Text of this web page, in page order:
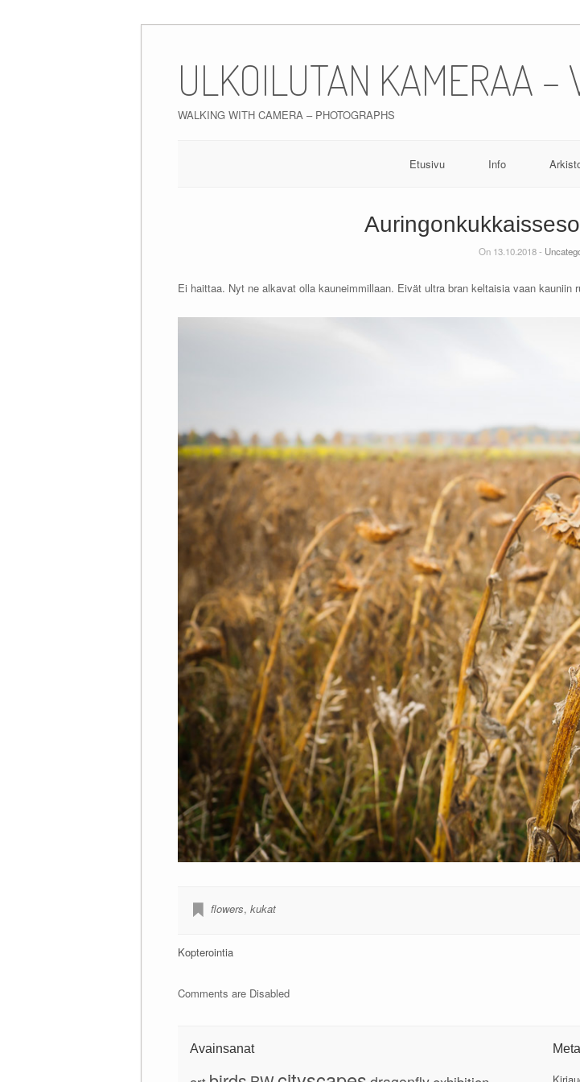
content
ULKOILUTAN KAMERAA –
WALKING WITH CAMERA – PHOTOGRAPHS
Etusivu Info
On 13.10.2018 -
Ei haittaa. Nyt ne alkavat olla kauneimmillaan. Eivät ultra bran keltaisia vaan
flowers, kukat
Kopterointia
Comments are Disabled
Avainsanat Meta